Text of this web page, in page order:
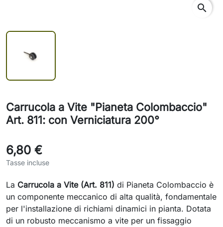
search
Carrucola a Vite "Pianeta Colombaccio"
Art. 811: con Verniciatura 200°
6,80 €
Tasse incluse
La Carrucola a Vite (Art. 811) di Pianeta Colombaccio è
un componente meccanico di alta qualità, fondamentale
per l'installazione di richiami dinamici in pianta. Dotata
di un robusto meccanismo a vite per un fissaggio